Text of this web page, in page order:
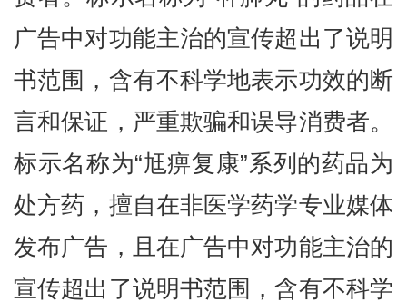
广告中对功能主治的宣传超出了说明
书范围，含有不科学地表示功效的断
言和保证，严重欺骗和误导消费者。
标示名称为“尪痹复康”系列的药品为
处方药，擅自在非医学药学专业媒体
发布广告，且在广告中对功能主治的
宣传超出了说明书范围，含有不科学